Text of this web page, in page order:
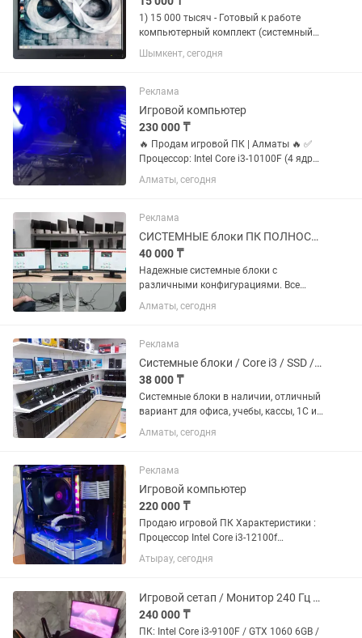
1) 15 000 тысяч - Готовый к работе
компьютерный комплект (системный
блок, монитор, клавиатура и мышь).
Для работы с документами, школьной
настроена: установлена...
Шымкент, сегодня
Реклама
Игровой компьютер
230 000 ₸
🔥 Продам игровой ПК | Алматы 🔥 ✅
Процессор: Intel Core i3-10100F (4 ядра
/ 8 потоков) ✅ Видеокарта: NVIDIA
GeForce RTX 2060 SUPER 8GB ✅
480 ГБ + HDD 500 ГБ ✅...
Алматы, сегодня
Реклама
СИСТЕМНЫЕ блоки ПК ПОЛНОСТЬЮ обслужены ГОТОВЫ к работе и играм
40 000 ₸
Надежные системные блоки с
различными конфигурациями. Все
компьютеры проходят полную
диагностику, техническое
работе сразу после покупки. Отлично
подходят для дома,...
Алматы, сегодня
Реклама
Системные блоки / Core i3 / SSD / Есть количество / Для офиса и дома
38 000 ₸
Системные блоки в наличии, отличный
вариант для офиса, учебы, кассы, 1С и
повседневной работы. Компьютеры
работают быстро благодаря SSD и
Характеристики: •...
Алматы, сегодня
Реклама
Игровой компьютер
220 000 ₸
Продаю игровой ПК Характеристики :
Процессор Intel Core i3-12100f
Оперативная память Silicon Xpower
DDR4 8X2GB 3600MHZ CL18 1TB SSD
Asrock h610m Куллер процессора...
Атырау, сегодня
Игровой сетап / Монитор 240 Гц / Кресло / Девайсы
240 000 ₸
ПК: Intel Core i3-9100F / GTX 1060 6GB /